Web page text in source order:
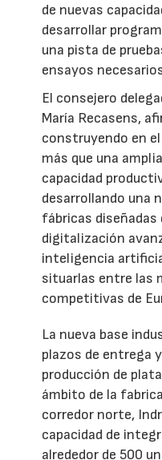
de nuevas
desarrollar
una pista de
ensayos
El consejero
María Recasens,
construyendo en
más que una
capacidad
desarrollando una
fábricas
digitalización
inteligencia
situarlas entre las
competitivas de
La nueva base
plazos de entrega
producción de
ámbito de la
corredor norte,
capacidad de
alrededor de 500